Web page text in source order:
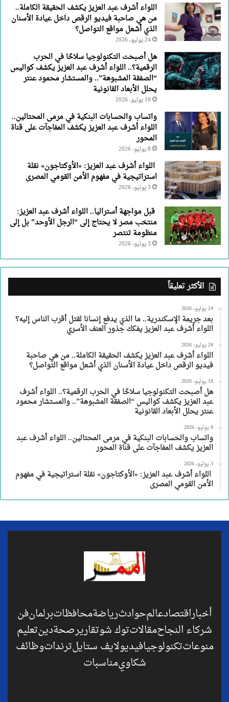
اللواء أشرف عبد العزيز يكشف الحقيقة الكاملة..
من هي صاحبة فيديو الرقص داخل عيادة الأسنان
الذي أشعل مواقع التواصل؟
24 يوليو، 2026
هل أصبحت التكنولوجيا سلاحًا في الحرب
الرقمية؟.. اللواء أشرف عبد العزيز يكشف كواليس
“الصفقة المشبوهة”.. والمستشار محمود عنتر
يحلل الأبعاد القانونية
18 يوليو، 2026
واتساب والحسابات البنكية في مرمى المحتالين..
اللواء أشرف عبد العزيز يكشف المفاجآت على قناة
المحور
8 يوليو، 2026
اللواء أشرف عبد العزيز: «الأوكتاجون» نقلة
استراتيجية في مفهوم الأمن القومي المصرى
3 يوليو، 2026
قبل مواجهة أستراليا.. اللواء أشرف عبد العزيز:
منتخب مصر لا يحتاج إلى “الرجل الأوحد” بل إلى
منظومة تنتصر
3 يوليو، 2026
الأكثر تعليقاً
24 يوليو، 2026
بعد جريمة الإسكندرية.. ما الذي يدفع إنسانا لقتل أقرب الناس إليه؟
اللواء أشرف عبد العزيز يفكك جذور العنف الأسري
24 يوليو، 2026
اللواء أشرف عبد العزيز يكشف الحقيقة الكاملة.. من هي صاحبة
فيديو الرقص داخل عيادة الأسنان الذي أشعل مواقع التواصل؟
18 يوليو، 2026
هل أصبحت التكنولوجيا سلاحًا في الحرب الرقمية؟.. اللواء أشرف
عبد العزيز يكشف كواليس “الصفقة المشبوهة”.. والمستشار محمود
عنتر يحلل الأبعاد القانونية
8 يوليو، 2026
واتساب والحسابات البنكية في مرمى المحتالين.. اللواء أشرف عبد
العزيز يكشف المفاجآت على قناة المحور
3 يوليو، 2026
اللواء أشرف عبد العزيز: «الأوكتاجون» نقلة استراتيجية في مفهوم
الأمن القومي المصرى
أخباراقتصادعالمحوادثرياضةمحافظاتبرلمانفن
شركاء النجاحمقالاتتوك شوتقاريرصحةدينتعليم
منوعاتتكنولوجيافيديولايف ستايلترنداتوظائف
شكاويمناسبات